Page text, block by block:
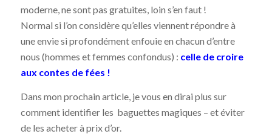
moderne, ne sont pas gratuites, loin s’en faut !
Normal si l’on considère qu’elles viennent répondre à
une envie si profondément enfouie en chacun d’entre
nous (hommes et femmes confondus) : celle de croire
aux contes de fées !
Dans mon prochain article, je vous en dirai plus sur
comment identifier les baguettes magiques – et éviter
de les acheter à prix d’or.